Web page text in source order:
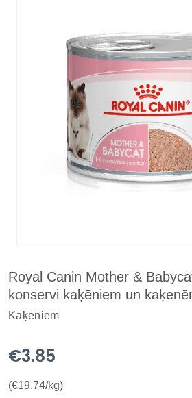
Royal Canin Mother &
konservi kaķēniem un
Kaķēniem
€3.85
(€19.74/kg)